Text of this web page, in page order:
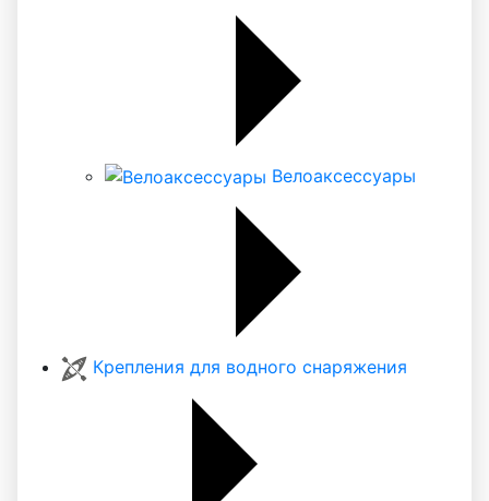
Велоаксессуары
Крепления для водного снаряжения